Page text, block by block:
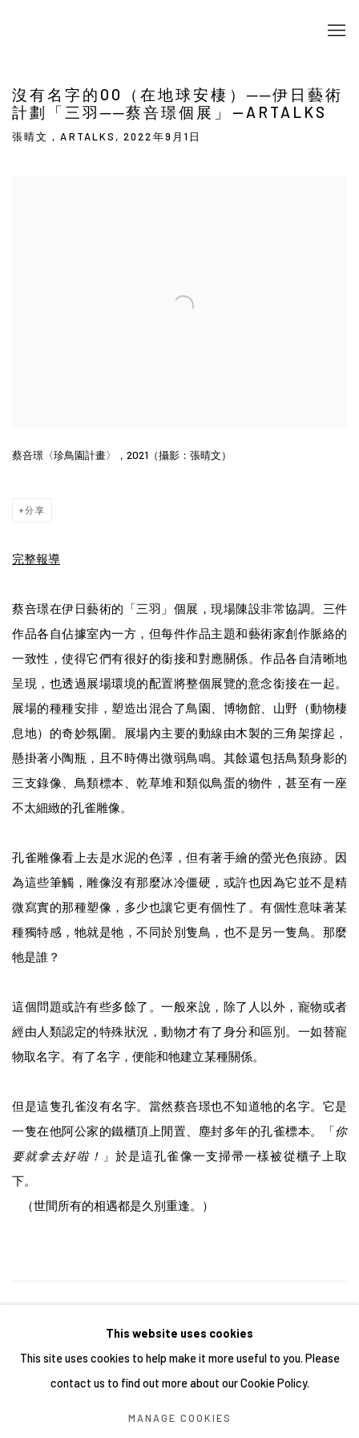
沒有名字的OO（在地球安棲）──伊日藝術
計劃「三羽──蔡咅璟個展」—ARTALKS
張晴文 , ARTALKS, 2022年9月1日
蔡咅璟〈珍鳥園計畫〉，2021（攝影：張晴文）
分享
完整報導
蔡咅璟在伊日藝術的「三羽」個展，現場陳設非常協調。三件
作品各自佔據室內一方，但每件作品主題和藝術家創作脈絡的
一致性，使得它們有很好的銜接和對應關係。作品各自清晰地
呈現，也透過展場環境的配置將整個展覽的意念銜接在一起。
展場的種種安排，塑造出混合了鳥園、博物館、山野（動物棲
息地）的奇妙氛圍。展場內主要的動線由木製的三角架撐起，
懸掛著小陶瓶，且不時傳出微弱鳥鳴。其餘還包括鳥類身影的
三支錄像、鳥類標本、乾草堆和類似鳥蛋的物件，甚至有一座
不太細緻的孔雀雕像。
孔雀雕像看上去是水泥的色澤，但有著手繪的螢光色痕跡。因
為這些筆觸，雕像沒有那麼冰冷僵硬，或許也因為它並不是精
微寫實的那種塑像，多少也讓它更有個性了。有個性意味著某
種獨特感，牠就是牠，不同於別隻鳥，也不是另一隻鳥。那麼
牠是誰？
這個問題或許有些多餘了。一般來說，除了人以外，寵物或者
經由人類認定的特殊狀況，動物才有了身分和區別。一如替寵
物取名字。有了名字，便能和牠建立某種關係。
但是這隻孔雀沒有名字。當然蔡咅璟也不知道牠的名字。它是
一隻在他阿公家的鐵櫃頂上閒置、塵封多年的孔雀標本。「你
要就拿去好啦！ 」於是這孔雀像一支掃帚一樣被從櫃子上取
下。
（世間所有的相遇都是久別重逢。）
COPYRIGHT © 2026 YIRI ARTS, BACK_Y & YIRI JAKARTA.
This website uses cookies
This site uses cookies to help make it more useful to you. Please
contact us to find out more about our Cookie Policy.
MANAGE COOKIES